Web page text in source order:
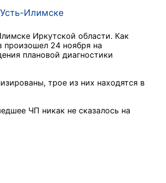
Илимске
Иркутской области. Как
произошел 24 ноября на
плановой диагностики
трое из них находятся в
ЧП никак не сказалось на